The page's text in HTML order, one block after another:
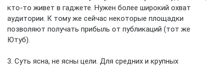
кто-то живет в гаджете. Нужен более широкий охват
аудитории. К тому же сейчас некоторые площадки
позволяют получать прибыль от публикаций (тот же
Ютуб).
3. Суть ясна, не ясны цели. Для средних и крупных